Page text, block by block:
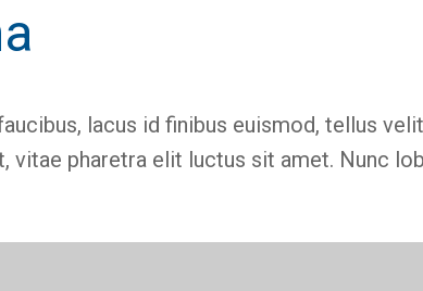
lacus id finibus euismod, tellus
pharetra elit luctus sit amet. Nunc